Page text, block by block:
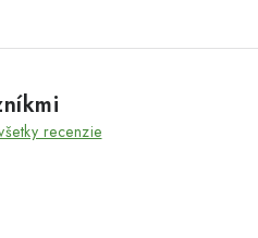
recenzie